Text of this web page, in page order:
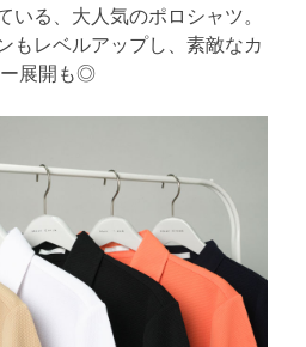
る、大人気のポロシャツ。
もレベルアップし、素敵なカ
展開も◎